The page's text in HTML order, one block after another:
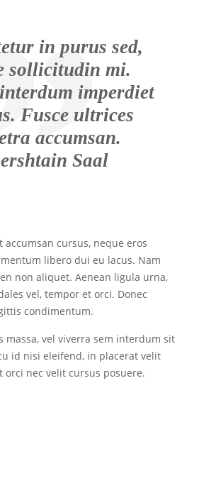
in purus sed,
sollicitudin mi.
imperdiet
Fusce ultrices
accumsan.
Saal
accumsan cursus, neque eros
libero dui eu lacus. Nam
non aliquet. Aenean ligula urna,
vel, tempor et orci. Donec
condimentum.
massa, vel viverra sem interdum sit
id nisi eleifend, in placerat velit
orci nec velit cursus posuere.